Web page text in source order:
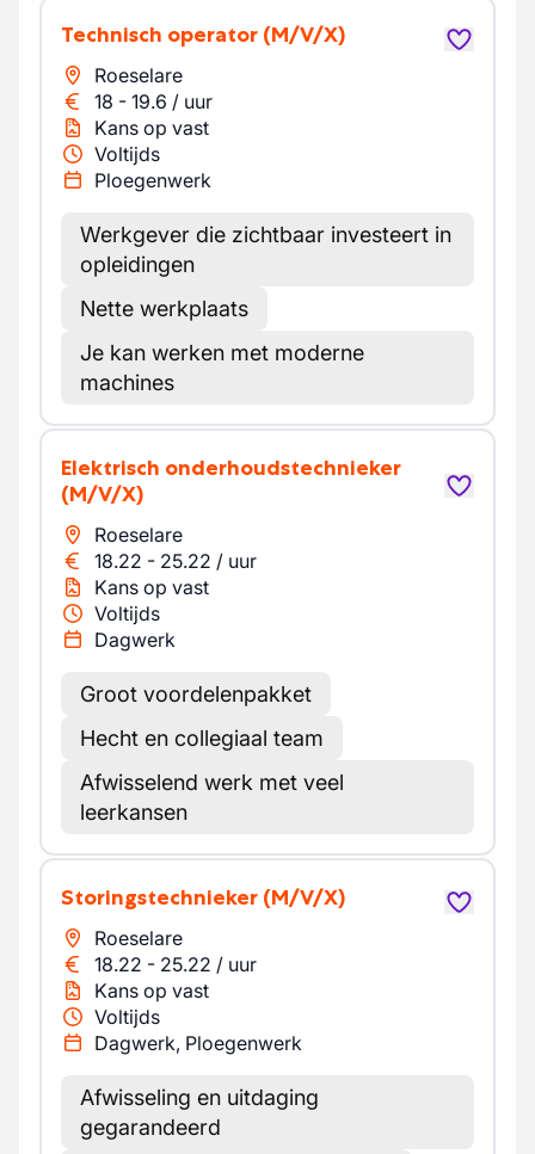
Technisch operator (M/V/X)
Roeselare
18 - 19.6 / uur
Kans op vast
Voltijds
Ploegenwerk
Werkgever die zichtbaar investeert in
opleidingen
Nette werkplaats
Je kan werken met moderne
machines
Elektrisch onderhoudstechnieker
(M/V/X)
Roeselare
18.22 - 25.22 / uur
Kans op vast
Voltijds
Dagwerk
Groot voordelenpakket
Hecht en collegiaal team
Afwisselend werk met veel
leerkansen
Storingstechnieker (M/V/X)
Roeselare
18.22 - 25.22 / uur
Kans op vast
Voltijds
Dagwerk, Ploegenwerk
Afwisseling en uitdaging
gegarandeerd